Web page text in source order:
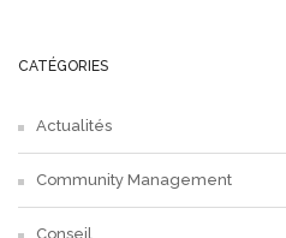
CATÉGORIES
Actualités
Community Management
Conseil